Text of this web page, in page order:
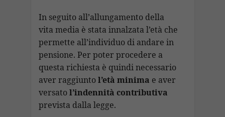
In seguito all’allungamento della
vita media è stata innalzata l’età che
permette all’individuo di andare in
pensione. Per poter procedere a
questa richiesta è quindi necessario
aver raggiuntol’età minima e aver
versatol’indennità contributiva
prevista dalla legge.